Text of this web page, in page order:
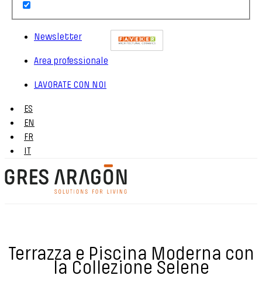
Newsletter
Area professionale
LAVORATE CON NOI
ES
EN
FR
IT
Terrazza e Piscina Moderna con
la Collezione Selene